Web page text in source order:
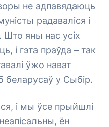
не адпавядаюць
радаваліся і
Што яны нас усіх
і гэта праўда – так
ўжо нават
беларусаў у Сыбір.
і мы ўсе прыйшлі
ён